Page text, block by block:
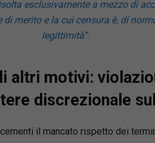
esclusivamente a mezzo di
merito e la cui censura è, di
legittimità”.
altri motivi:
discrezionale
il mancato rispetto dei